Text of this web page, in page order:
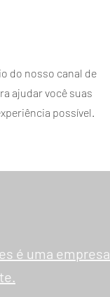
do nosso canal de
ajudar você suas
possível.
é uma